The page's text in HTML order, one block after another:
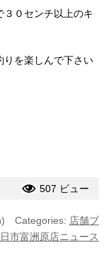
３０センチ以上のキ
りを楽しんで下さい
507 ビュー
Categories: 店舗ブ
市富洲原店ニュース